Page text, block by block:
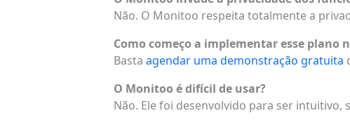
Não. O Monitoo respeita totalmente a
Como começo a implementar esse plano
Basta agendar uma demonstração gratuita
O Monitoo é difícil de usar?
Não. Ele foi desenvolvido para ser